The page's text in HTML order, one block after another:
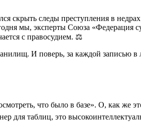
скрыть следы преступления в
мы, эксперты Союза «Федерация
с правосудием. ⚖️
И поверь, за каждой записью в
что было в базе». О, как же
таблиц, это